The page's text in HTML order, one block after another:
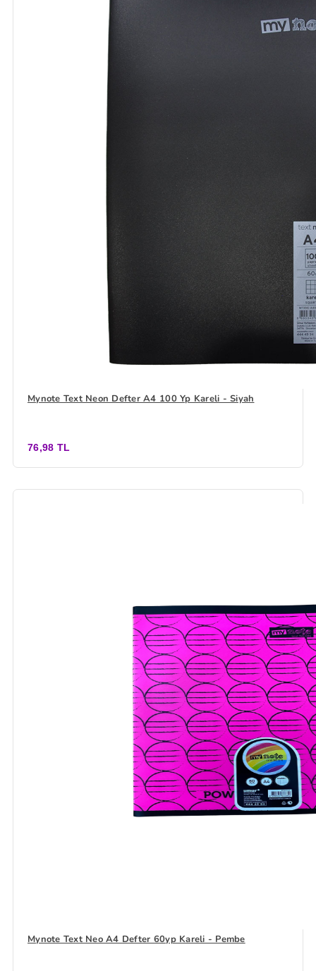
Mynote Text Neon Defter A4 100 Yp Kareli - Siyah
76,98 TL
Mynote Text Neo A4 Defter 60yp Kareli - Pembe